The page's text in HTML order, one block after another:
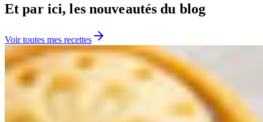
Et par ici, les nouveautés du blog
Voir toutes mes recettes